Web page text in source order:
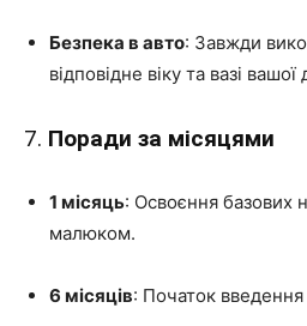
Безпека в авто: Завжди
відповідне віку та вазі вашої
7. Поради за місяцями
1 місяць: Освоєння базових
малюком.
6 місяців: Початок